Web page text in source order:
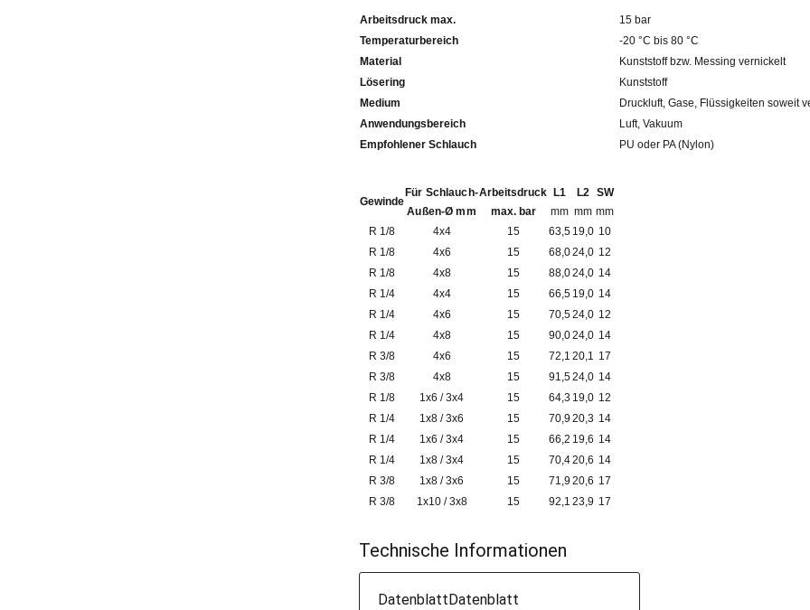
Arbeitsdruck max.
15 bar
Temperaturbereich
-20 °C bis 80 °C
Material
Kunststoff bzw. Messing vernickelt
Lösering
Kunststoff
Medium
Druckluft, Gase, Flüssigkeiten soweit
Anwendungsbereich
Luft, Vakuum
Empfohlener Schlauch
PU oder PA (Nylon)
Gewinde
Für Schlauch-
Außen-Ø mm
Arbeitsdruck
max. bar
L1
mm
L2
mm
SW
mm
R 1/8
4x4 15 63,5 19,0 10
R 1/8
4x6 15 68,024,0 12
R 1/8
4x8 15 88,024,0 14
R 1/4
4x4 15 66,5 19,0 14
R 1/4
4x6 15 70,524,0 12
R 1/4
4x8 15 90,024,0 14
R 3/8
4x6 15 72,1 20,1 17
R 3/8
4x8 15 91,524,0 14
R 1/8
1x6 / 3x4 15 64,3 19,0 12
R 1/4
1x8 / 3x6 15 70,9 20,3 14
R 1/4
1x6 / 3x4 15 66,2 19,6 14
R 1/4
1x8 / 3x4 15 70,420,6 14
R 3/8
1x8 / 3x6 15 71,9 20,6 17
R 3/8
1x10 / 3x8 15 92,1 23,9 17
Technische Informationen
DatenblattDatenblatt